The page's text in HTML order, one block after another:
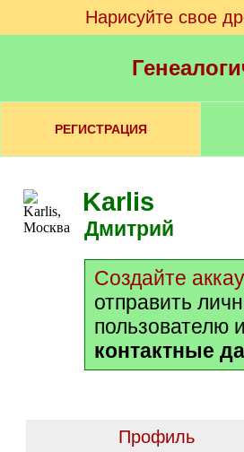
Нарисуйте свое
РЕГИСТРАЦИЯ
Karlis
Дмитрий
Создайте
отправить
пользователю
контактные
Профиль